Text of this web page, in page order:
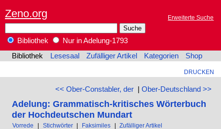
Zeno.org Erweiterte Suche
Bibliothek
Nur in Adelung-1793
Bibliothek
Lesesaal Zufälliger Artikel Kategorien Shop
DRUCKEN
<< Ober-Constabler, der| Ober-Deutschland >>
Adelung: Grammatisch-kritisches Wörterbuch
der Hochdeutschen Mundart
Vorrede | Stichwörter | Faksimiles | Zufälliger Artikel